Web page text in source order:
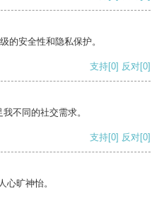
的安全性和隐私保护。
支持[0] 反对[0]
不同的社交需求。
支持[0] 反对[0]
心旷神怡。